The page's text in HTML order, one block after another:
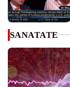
SANATATE